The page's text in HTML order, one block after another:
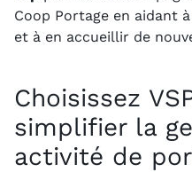
Coop Portage en aidant à
et à en accueillir de
Choisissez
simplifier la
activité de